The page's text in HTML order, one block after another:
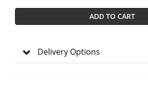
ADD TO CART
Delivery Options